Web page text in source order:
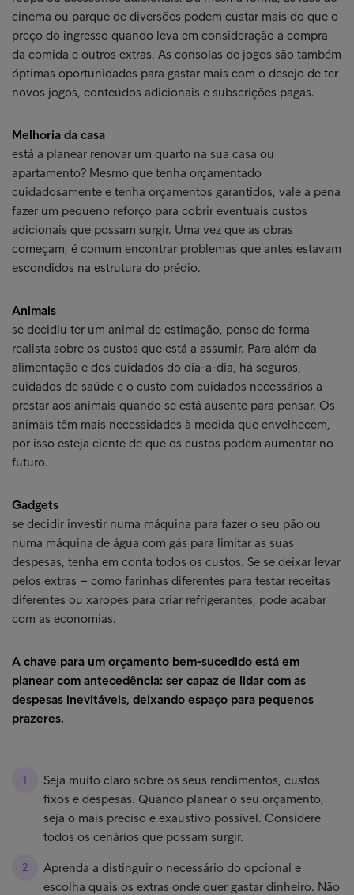
cinema ou parque de diversões podem custar mais do que o
preço do ingresso quando leva em consideração a compra
da comida e outros extras. As consolas de jogos são também
óptimas oportunidades para gastar mais com o desejo de ter
novos jogos, conteúdos adicionais e subscrições pagas.
Melhoria da casa
está a planear renovar um quarto na sua casa ou
apartamento? Mesmo que tenha orçamentado
cuidadosamente e tenha orçamentos garantidos, vale a pena
fazer um pequeno reforço para cobrir eventuais custos
adicionais que possam surgir. Uma vez que as obras
começam, é comum encontrar problemas que antes estavam
escondidos na estrutura do prédio.
Animais
se decidiu ter um animal de estimação, pense de forma
realista sobre os custos que está a assumir. Para além da
alimentação e dos cuidados do dia-a-dia, há seguros,
cuidados de saúde e o custo com cuidados necessários a
prestar aos animais quando se está ausente para pensar. Os
animais têm mais necessidades à medida que envelhecem,
por isso esteja ciente de que os custos podem aumentar no
futuro.
Gadgets
se decidir investir numa máquina para fazer o seu pão ou
numa máquina de água com gás para limitar as suas
despesas, tenha em conta todos os custos. Se se deixar levar
pelos extras – como farinhas diferentes para testar receitas
diferentes ou xaropes para criar refrigerantes, pode acabar
com as economias.
A chave para um orçamento bem-sucedido está em
planear com antecedência: ser capaz de lidar com as
despesas inevitáveis, deixando espaço para pequenos
prazeres.
Seja muito claro sobre os seus rendimentos, custos
fixos e despesas. Quando planear o seu orçamento,
seja o mais preciso e exaustivo possível. Considere
todos os cenários que possam surgir.
Aprenda a distinguir o necessário do opcional e
escolha quais os extras onde quer gastar dinheiro. Não